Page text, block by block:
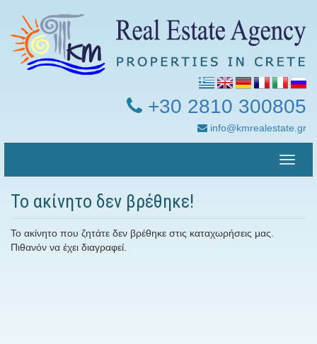
+30 2810 300805
info@kmrealestate.gr
Toggle
Το ακίνητο δεν βρέθηκε!
Το ακίνητο που ζητάτε δεν βρέθηκε στις καταχωρήσεις μας.
Πιθανόν να έχει διαγραφεί.